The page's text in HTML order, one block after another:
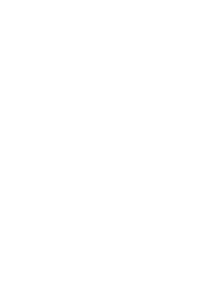
change pas une formule qui
De préférence, installez la vôtre
les fenêtres sur une rue
au bout d'un long couloir. Si tel